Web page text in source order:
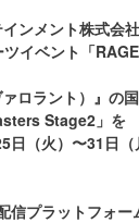
ンメント株式会
イベント「
ロラント）』の
Stage2」を
日（火）〜31日
信プラットフォー